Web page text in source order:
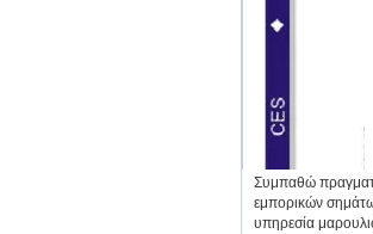
Συμπαθώ
εμπορικών
υπηρεσία